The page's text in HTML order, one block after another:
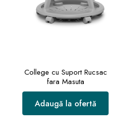
College cu Suport Rucsac
fara Masuta
Adaugă la ofertă